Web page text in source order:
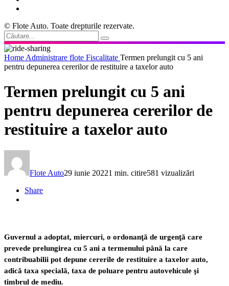
© Flote Auto. Toate drepturile rezervate.
Home Administrare flote Fiscalitate Termen prelungit cu 5 ani
pentru depunerea cererilor de restituire a taxelor auto
Termen prelungit cu 5 ani
pentru depunerea cererilor de
restituire a taxelor auto
Flote Auto29 iunie 20221 min. citire581 vizualizări
Share
Guvernul a adoptat, miercuri, o ordonanţă de urgenţă care
prevede prelungirea cu 5 ani a termenului până la care
contribuabilii pot depune cererile de restituire a taxelor auto,
adică taxa specială, taxa de poluare pentru autovehicule şi
timbrul de mediu.